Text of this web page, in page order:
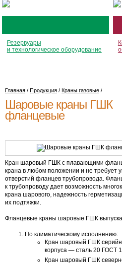
Резервуары
и технологическое оборудование
Главная / Продукция / Краны газовые /
Шаровые краны ГШК
фланцевые
Кран шаровый ГШК с плавающими
крана в любом положении и не требует
отверстий фланцев трубопровода.
к трубопроводу дает возможность
крана шарового, надежность
их подтяжки.
Фланцевые краны шаровые ГШК
По климатическому исполнению:
Кран шаровый ГШК
корпуса — сталь 20 ГОСТ
Кран шаровый ГШК